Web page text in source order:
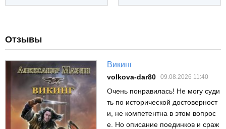
Отзывы
Викинг
volkova-dar80 09.08.2026 11:40
Очень понравилась! Не могу суди
ть по исторической достоверност
и, не компетентна в этом вопрос
е. Но описание поединков и сраж